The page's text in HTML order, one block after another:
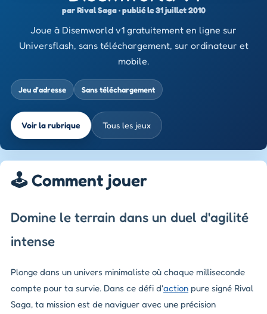
par Rival Saga · publié le 31 juillet 2010
Joue à Disemworld v1 gratuitement en ligne sur
Universflash, sans téléchargement, sur ordinateur et
mobile.
Jeu d’adresse Sans téléchargement
Voir la rubrique Tous les jeux
🕹️ Comment jouer
Domine le terrain dans un duel d'agilité
intense
Plonge dans un univers minimaliste où chaque milliseconde
compte pour ta survie. Dans ce défi d'action pure signé Rival
Saga, ta mission est de naviguer avec une précision